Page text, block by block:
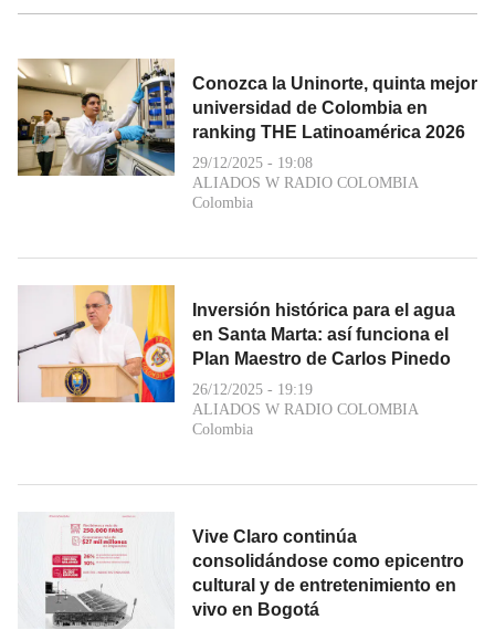
Conozca la Uninorte, quinta mejor
universidad de Colombia en
ranking THE Latinoamérica 2026
29/12/2025 - 19:08
ALIADOS W RADIO COLOMBIA
Colombia
Inversión histórica para el agua
en Santa Marta: así funciona el
Plan Maestro de Carlos Pinedo
26/12/2025 - 19:19
ALIADOS W RADIO COLOMBIA
Colombia
Vive Claro continúa
consolidándose como epicentro
cultural y de entretenimiento en
vivo en Bogotá